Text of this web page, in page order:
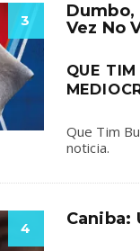
3
Dumbo,
Vez No
QUE
Que Tim
noticia.
4 Caniba: